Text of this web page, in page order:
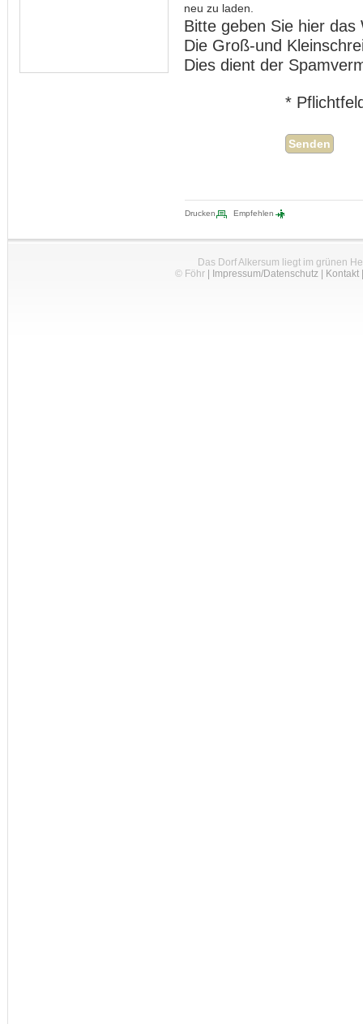
neu zu laden.
Bitte geben Sie hier
Die Groß-und
Dies dient der
*
Drucken Empfehlen
Das Dorf Alkersum liegt im grünen
© Föhr| Impressum/Datenschutz| Kontakt